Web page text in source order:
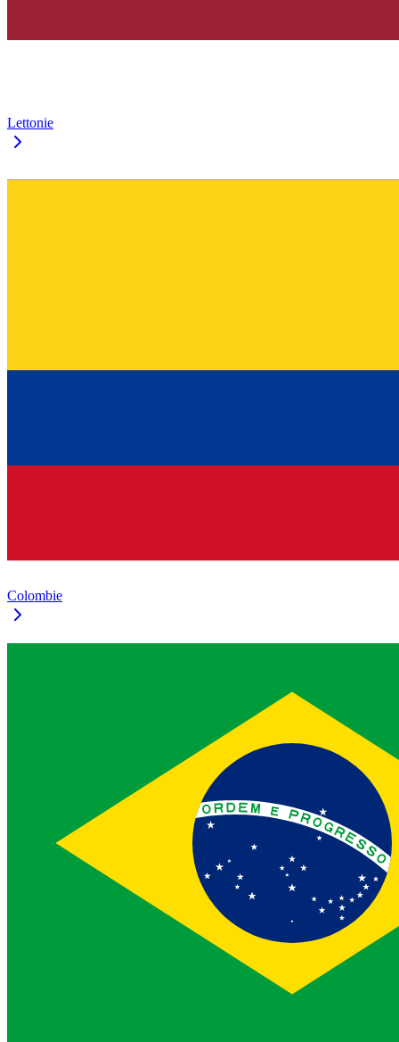
Lettonie
Colombie